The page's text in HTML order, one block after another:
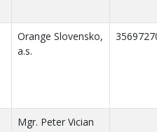
Orange Slovensko,
a.s.
Mgr. Peter Vician